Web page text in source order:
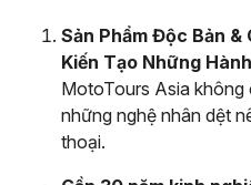
Sản Phẩm Độc Bản
Kiến Tạo Những
MotoTours Asia
những nghệ nhân dệt
thoại.